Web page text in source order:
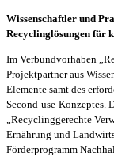
Wissenschaftler und
Recyclinglösungen für
Im Verbundvorhaben
Projektpartner aus
Elemente samt des
Second-use-Konzeptes.
„Recyclinggerechte
Ernährung und
Förderprogramm